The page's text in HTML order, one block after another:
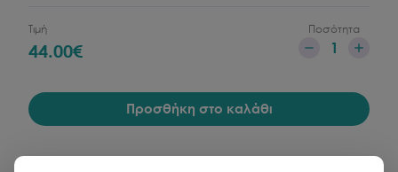
Τιμή
44.00€
Ποσότητα
1
Προσθήκη στο καλάθι